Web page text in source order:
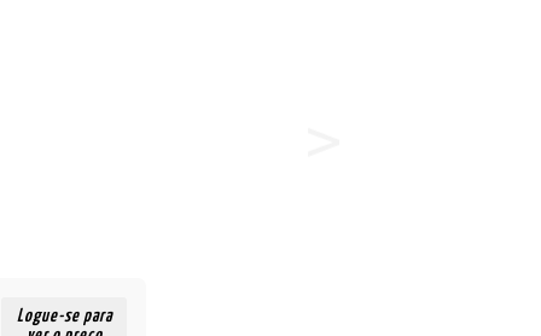
Logue-se para